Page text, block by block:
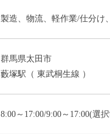
製造、物流、軽作業/仕分け
群馬県太田市
藪塚駅（ 東武桐生線 ）
8:00～17:00/9:00～17:00(選